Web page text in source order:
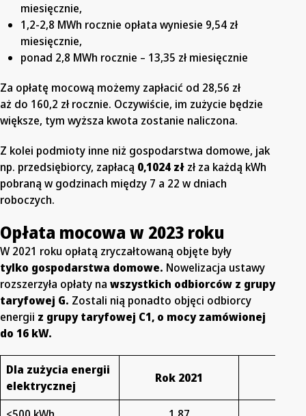
miesięcznie,
1,2-2,8 MWh rocznie opłata wyniesie 9,54 zł
miesięcznie,
ponad 2,8 MWh rocznie – 13,35 zł miesięcznie
Za opłatę mocową możemy zapłacić od 28,56 zł
aż do 160,2 zł rocznie. Oczywiście, im zużycie będzie
większe, tym wyższa kwota zostanie naliczona.
Z kolei podmioty inne niż gospodarstwa domowe, jak
np. przedsiębiorcy, zapłacą 0,1024 zł zł za każdą kWh
pobraną w godzinach między 7 a 22 w dniach
roboczych.
Opłata mocowa w 2023 roku
W 2021 roku opłatą zryczałtowaną objęte były
tylko gospodarstwa domowe. Nowelizacja ustawy
rozszerzyła opłaty na wszystkich odbiorców z grupy
taryfowej G. Zostali nią ponadto objęci odbiorcy
energii z grupy taryfowej C1, o mocy zamówionej
do 16 kW.
Dla zużycia energii
elektrycznej
Rok 2021